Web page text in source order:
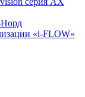
«i-FLOW»